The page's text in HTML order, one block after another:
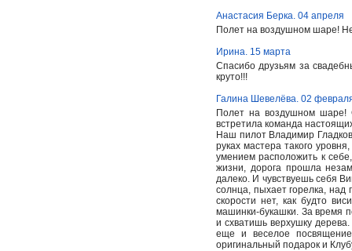
Анастасия Берка. 04 апреля
Полет на воздушном шаре!
Ирина. 15 марта
Спасибо друзьям за
круто!!!
Галина Шевелёва. 02
Полет на воздушном шаре!
встретила команда
Наш пилот Владимир
руках мастера такого
умением расположить к
жизни, дорога прошла
далеко. И чувствуешь себя
солнца, пыхает горелка,
скорости нет, как будто
машинки-букашки. За время
и схватишь верхушку
еще и веселое
оригинальный подарок и